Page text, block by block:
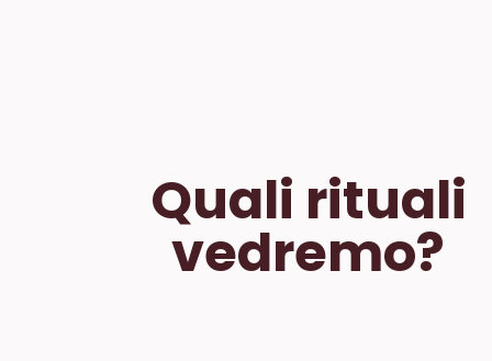
Quali rituali
vedremo?